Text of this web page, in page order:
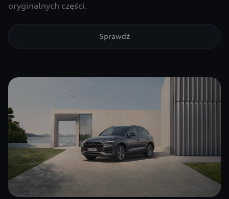
oryginalnych części.
Sprawdź